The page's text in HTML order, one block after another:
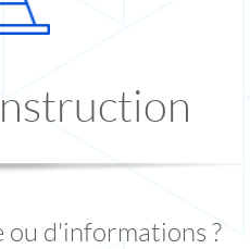
ou d'informations ?